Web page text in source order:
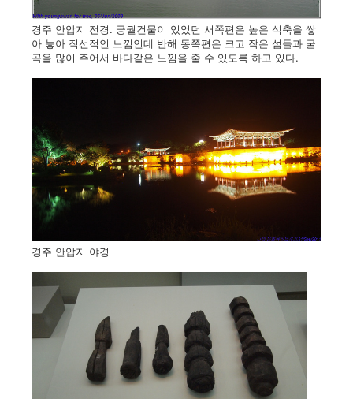
경주 안압지 전경. 궁궐건물이 있었던 서쪽편은 높은 석축을 쌓
아 놓아 직선적인 느낌인데 반해 동쪽편은 크고 작은 섬들과 굴
곡을 많이 주어서 바다같은 느낌을 줄 수 있도록 하고 있다.
경주 안압지 야경